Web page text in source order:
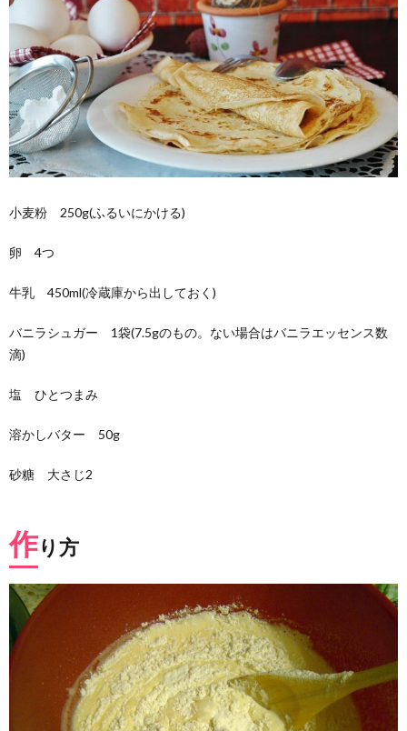
おす
すめ
のジ
ャム
やソ
ース
類
の秘
小麦粉 250g(ふるいにかける)
卵 4つ
牛乳 450ml(冷蔵庫から出しておく)
バニラシュガー 1袋(7.5gのもの。ない場合はバニラエッセンス数
滴)
塩 ひとつまみ
溶かしバター 50g
砂糖 大さじ2
作り方